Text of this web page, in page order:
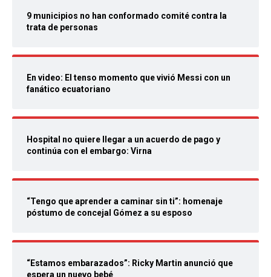
9 municipios no han conformado comité contra la
trata de personas
En video: El tenso momento que vivió Messi con un
fanático ecuatoriano
Hospital no quiere llegar a un acuerdo de pago y
continúa con el embargo: Virna
“Tengo que aprender a caminar sin ti”: homenaje
póstumo de concejal Gómez a su esposo
“Estamos embarazados”: Ricky Martin anunció que
espera un nuevo bebé